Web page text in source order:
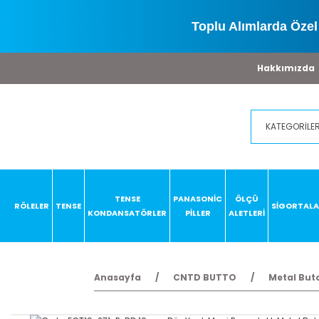
Toplu Alımlarda
Hakkımızda
RÖLELER TENSE
TENSE
KONDANSATÖRLER
PANASONİC
PİLLER
ÖLÇÜ
ALETLERİ
Anasayfa CNTD BUTTO Metal